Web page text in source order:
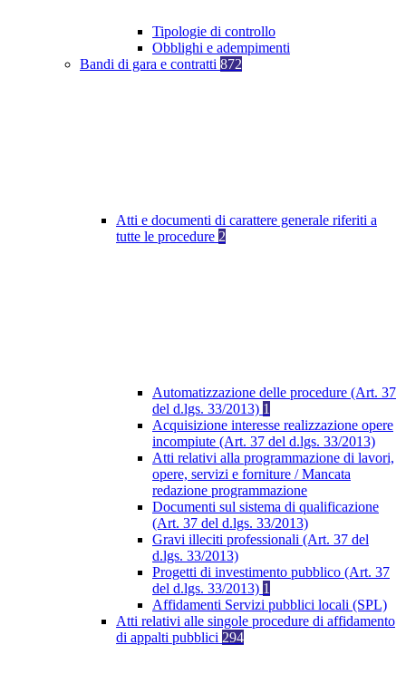
Tipologie di controllo
Obblighi e adempimenti
Bandi di gara e contratti 872
Atti e documenti di carattere generale riferiti a
tutte le procedure 2
Automatizzazione delle procedure (Art. 37
del d.lgs. 33/2013) 1
Acquisizione interesse realizzazione opere
incompiute (Art. 37 del d.lgs. 33/2013)
Atti relativi alla programmazione di lavori,
opere, servizi e forniture / Mancata
redazione programmazione
Documenti sul sistema di qualificazione
(Art. 37 del d.lgs. 33/2013)
Gravi illeciti professionali (Art. 37 del
d.lgs. 33/2013)
Progetti di investimento pubblico (Art. 37
del d.lgs. 33/2013) 1
Affidamenti Servizi pubblici locali (SPL)
Atti relativi alle singole procedure di affidamento
di appalti pubblici 294